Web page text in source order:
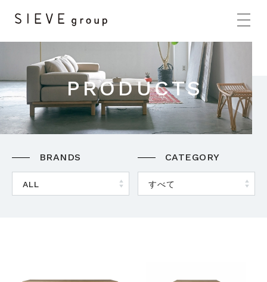
HOME
BRANDS
PRODUCTS
BRANDS
ALL
CATEGORY
すべて